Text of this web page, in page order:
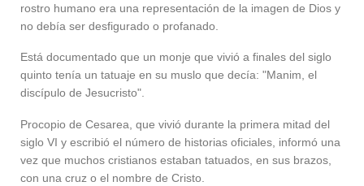
rostro humano era una representación de la imagen de Dios y
no debía ser desfigurado o profanado.
Está documentado que un monje que vivió a finales del siglo
quinto tenía un tatuaje en su muslo que decía: "Manim, el
discípulo de Jesucristo".
Procopio de Cesarea, que vivió durante la primera mitad del
siglo VI y escribió el número de historias oficiales, informó una
vez que muchos cristianos estaban tatuados, en sus brazos,
con una cruz o el nombre de Cristo.